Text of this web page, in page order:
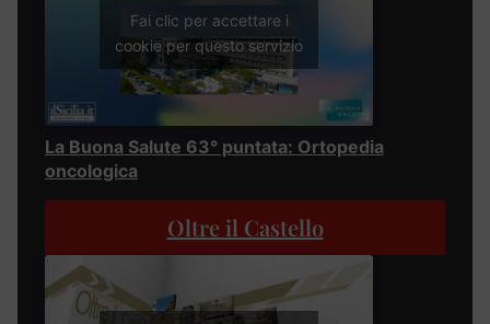
Fai clic per accettare i
cookie per questo servizio
La Buona Salute 63° puntata: Ortopedia
oncologica
Oltre il Castello